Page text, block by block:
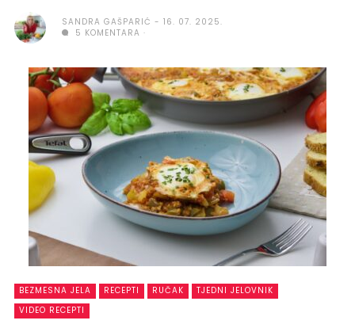
SANDRA GAŠPARIĆ
16. 07. 2025.
5 KOMENTARA
BEZMESNA JELA RECEPTI RUČAK
TJEDNI JELOVNIK
VIDEO RECEPTI